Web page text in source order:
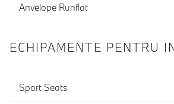
Anvelope Runflat
ECHIPAMENTE PENTRU
Sport Seats